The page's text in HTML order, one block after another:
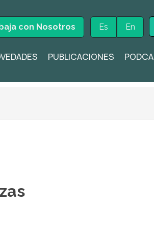
con Nosotros Es En
inversores y famili...
PUBLICACIONES